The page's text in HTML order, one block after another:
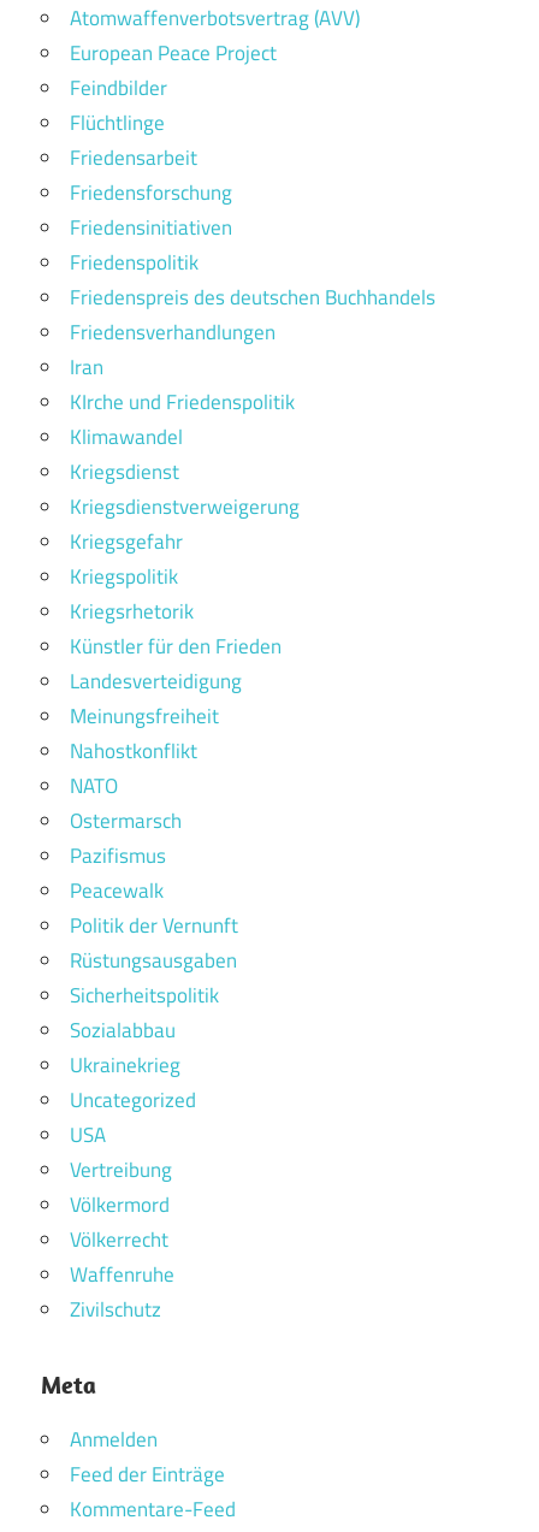
Atomwaffenverbotsvertrag (AVV)
European Peace Project
Feindbilder
Flüchtlinge
Friedensarbeit
Friedensforschung
Friedensinitiativen
Friedenspolitik
Friedenspreis des deutschen Buchhandels
Friedensverhandlungen
Iran
KIrche und Friedenspolitik
Klimawandel
Kriegsdienst
Kriegsdienstverweigerung
Kriegsgefahr
Kriegspolitik
Kriegsrhetorik
Künstler für den Frieden
Landesverteidigung
Meinungsfreiheit
Nahostkonflikt
NATO
Ostermarsch
Pazifismus
Peacewalk
Politik der Vernunft
Rüstungsausgaben
Sicherheitspolitik
Sozialabbau
Ukrainekrieg
Uncategorized
USA
Vertreibung
Völkermord
Völkerrecht
Waffenruhe
Zivilschutz
Meta
Anmelden
Feed der Einträge
Kommentare-Feed